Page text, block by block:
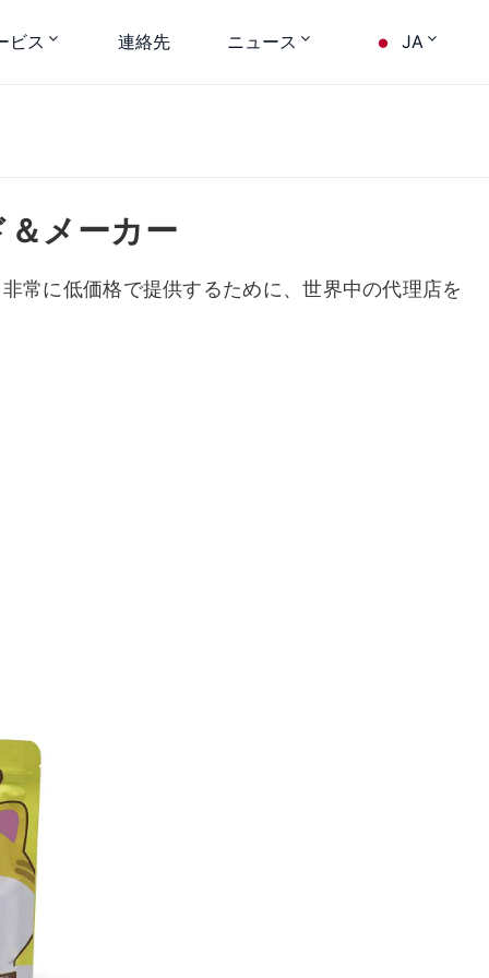
ビス 連絡先 ニュース JA
メーカー
常に低価格で提供するために、世界中の代理店を